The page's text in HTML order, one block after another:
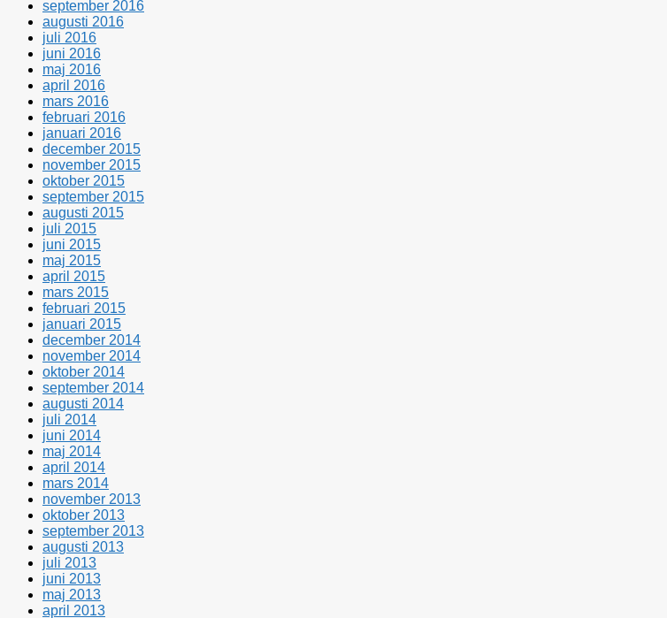
september 2016
augusti 2016
juli 2016
juni 2016
maj 2016
april 2016
mars 2016
februari 2016
januari 2016
december 2015
november 2015
oktober 2015
september 2015
augusti 2015
juli 2015
juni 2015
maj 2015
april 2015
mars 2015
februari 2015
januari 2015
december 2014
november 2014
oktober 2014
september 2014
augusti 2014
juli 2014
juni 2014
maj 2014
april 2014
mars 2014
november 2013
oktober 2013
september 2013
augusti 2013
juli 2013
juni 2013
maj 2013
april 2013